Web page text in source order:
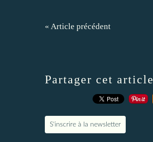
« Article précédent
Partager cet article
S'inscrire à la newsletter